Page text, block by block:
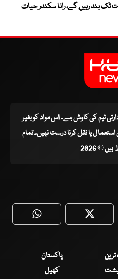
ٹیم کی کاوش ہے۔ اس مواد کو بغیر
یا نقل کرنا درست نہیں۔ تمام
© 2026
WhatsApp
ترین
پاکستان
کھیل